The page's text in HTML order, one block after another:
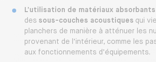
L’utilisation de matériaux absorbants
des sous-couches acoustiques qui
planchers de manière à atténuer les
provenant de l’intérieur, comme les
aux fonctionnements d’équipements.